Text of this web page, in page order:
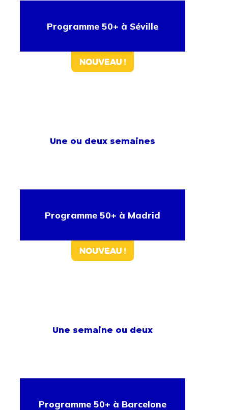
Programme 50+ à Séville
Une ou deux semaines
Programme 50+ à Madrid
Une semaine ou deux
Programme 50+ à Barcelone